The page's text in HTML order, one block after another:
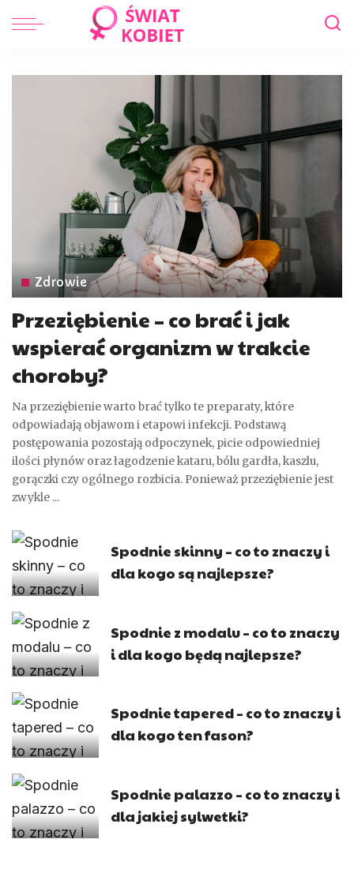
Zdrowie
Przeziębienie – co brać i jak
wspierać organizm w trakcie
choroby?
Na przeziębienie warto brać tylko te preparaty, które
odpowiadają objawom i etapowi infekcji. Podstawą
postępowania pozostają odpoczynek, picie odpowiedniej
ilości płynów oraz łagodzenie kataru, bólu gardła, kaszlu,
gorączki czy ogólnego rozbicia. Ponieważ przeziębienie jest
zwykle ...
Spodnie skinny – co to znaczy i
dla kogo są najlepsze?
Spodnie z modalu – co to znaczy
i dla kogo będą najlepsze?
Spodnie tapered – co to znaczy i
dla kogo ten fason?
Spodnie palazzo – co to znaczy i
dla jakiej sylwetki?